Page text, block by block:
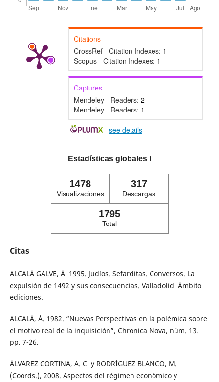
Citations
CrossRef - Citation Indexes: 1
Scopus - Citation Indexes: 1
Captures
Mendeley - Readers: 2
Mendeley - Readers: 1
- see details
Estadísticas globales ℹ️
1478
Visualizaciones
317
Descargas
1795
Total
Citas
ALCALÁ GALVE, Á. 1995. Judíos. Sefarditas. Conversos. La
expulsión de 1492 y sus consecuencias. Valladolid: Ámbito
ediciones.
ALCALÁ, Á. 1982. “Nuevas Perspectivas en la polémica sobre
el motivo real de la inquisición”, Chronica Nova, núm. 13,
pp. 7-26.
ÁLVAREZ CORTINA, A. C. y RODRÍGUEZ BLANCO, M.
(Coords.), 2008. Aspectos del régimen económico y